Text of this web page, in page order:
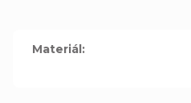
Materiál: